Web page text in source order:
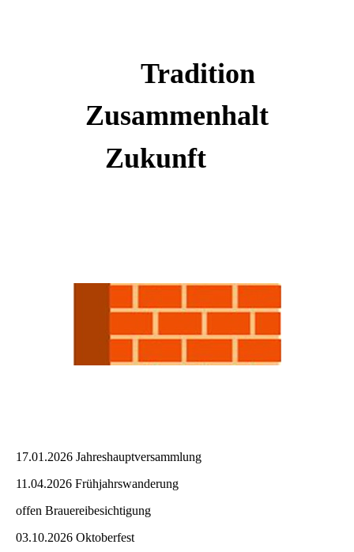
Tradition
Zusammenhalt
Zukunft
17.01.2026 Jahreshauptversammlung
11.04.2026 Frühjahrswanderung
offen Brauereibesichtigung
03.10.2026 Oktoberfest